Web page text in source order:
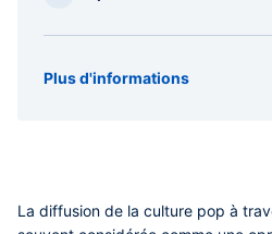
Plus d'informations
La diffusion de la culture pop à